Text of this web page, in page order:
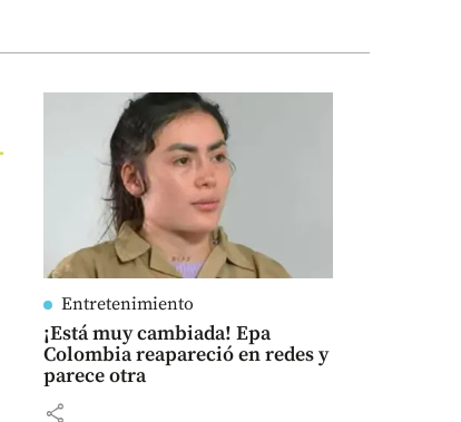
Entretenimiento
¡Está muy cambiada! Epa
Colombia reapareció en redes y
parece otra
share